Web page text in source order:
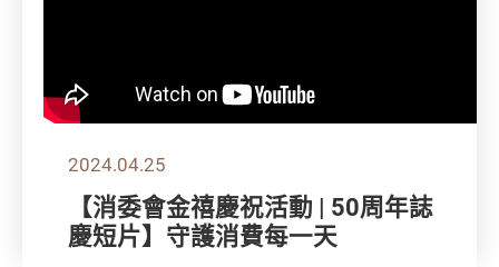
2024.04.25
【消委會金禧慶祝活動 | 50周年誌
慶短片】守護消費每一天